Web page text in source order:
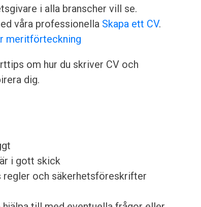
i alla branscher vill se.
våra professionella Skapa ett CV.
meritförteckning
om hur du skriver CV och
dig.
i gott skick
och säkerhetsföreskrifter